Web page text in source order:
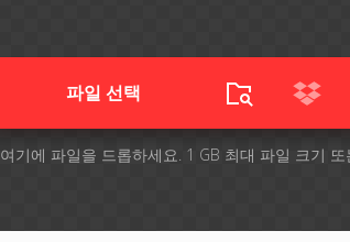
파일 선택
여기에 파일을 드롭하세요. 1 GB 최대 파일 크기 또